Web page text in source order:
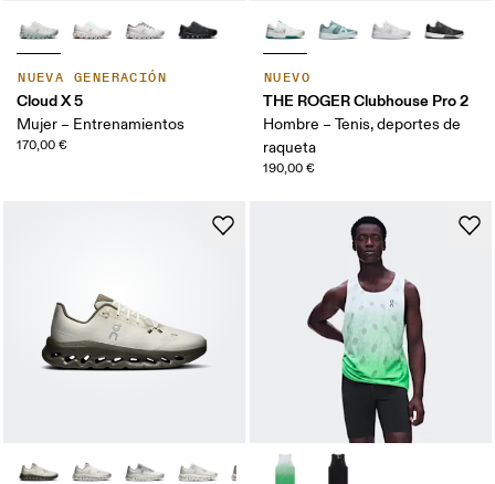
NUEVA GENERACIÓN
Cloud X 5
Mujer – Entrenamientos
170,00 €
NUEVO
THE ROGER Clubhouse Pro 2
Hombre – Tenis, deportes de
raqueta
190,00 €